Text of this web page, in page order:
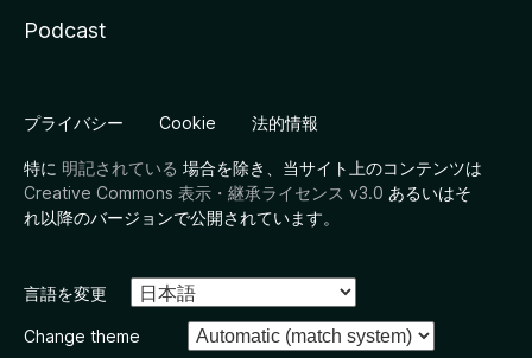
Podcast
プライバシー Cookie 法的情報
特に 明記されている 場合を除き、当サイト上のコンテンツは
Creative Commons 表示・継承ライセンス v3.0 あるいはそ
れ以降のバージョンで公開されています。
言語を変更
Change theme